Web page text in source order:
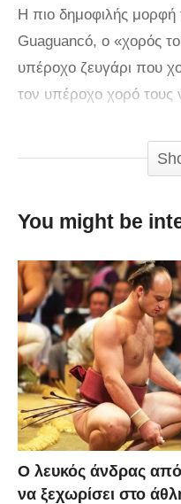
Η πιο δημοφιλής μορφή
Guaguancó, ο «χορός
υπέροχο ζευγάρι που
τον υπέροχο χορό τους
You might be
Ο λευκός άνδρας
να ξεχωρίσει στο